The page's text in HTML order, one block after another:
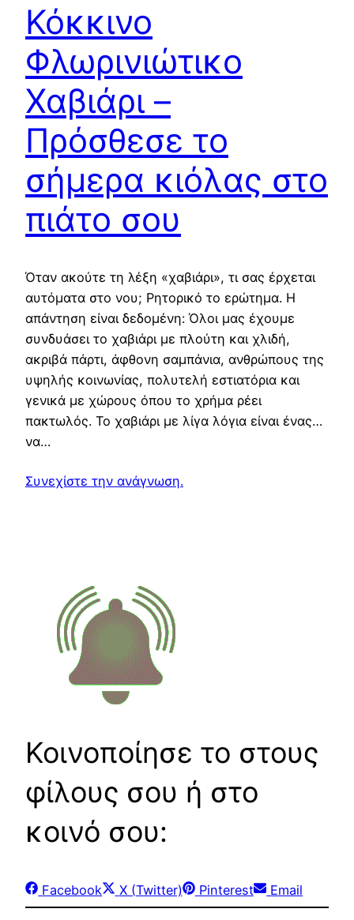
Κόκκινο
Φλωρινιώτικο
Χαβιάρι –
Πρόσθεσε το
σήμερα κιόλας στο
πιάτο σου
Όταν ακούτε τη λέξη «χαβιάρι», τι σας έρχεται
αυτόματα στο νου; Ρητορικό το ερώτημα. Η
απάντηση είναι δεδομένη: Όλοι μας έχουμε
συνδυάσει το χαβιάρι με πλούτη και χλιδή,
ακριβά πάρτι, άφθονη σαμπάνια, ανθρώπους της
υψηλής κοινωνίας, πολυτελή εστιατόρια και
γενικά με χώρους όπου το χρήμα ρέει
πακτωλός. Το χαβιάρι με λίγα λόγια είναι ένας…
να…
Συνεχίστε την ανάγνωση.
Κοινοποίησε το στους
φίλους σου ή στο
κοινό σου:
Share
on
Facebook
Share
on
X (Twitter)
Share
on
Pinterest
Share
on
Email